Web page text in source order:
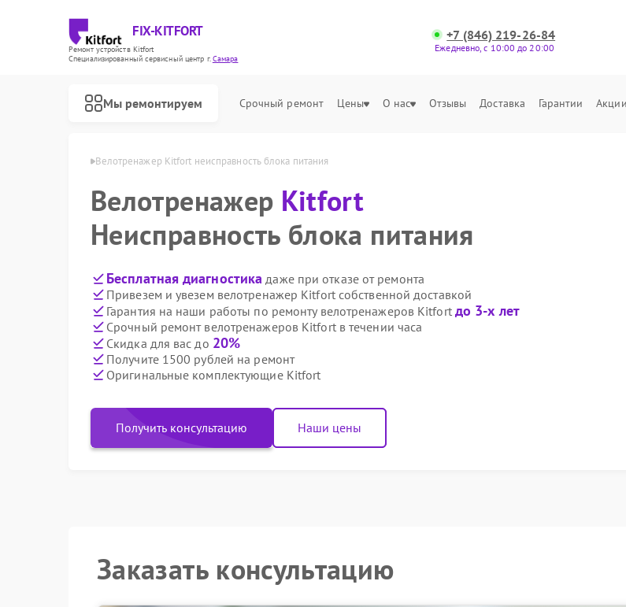
FIX-KITFORT
Ремонт устройств Kitfort
Специализированный cервисный центр г.Самара
+7 (846) 219-26-84
Ежедневно, с 10:00 до 20:00
Мы ремонтируем Срочный ремонт Цены О нас Отзывы Доставка Гарантии
Велотренажер Kitfort неисправность блока питания
Велотренажер Kitfort
Неисправность блока питания
Бесплатная диагностика даже при отказе от ремонта
Привезем и увезем велотренажер Kitfort собственной доставкой
Гарантия на наши работы по ремонту велотренажеров Kitfort до 3-х лет
Срочный ремонт велотренажеров Kitfort в течении часа
Скидка для вас до 20%
Получите 1500 рублей на ремонт
Оригинальные комплектующие Kitfort
Получить консультацию Наши цены
Заказать консультацию